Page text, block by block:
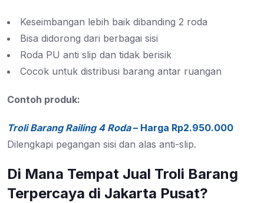
Keseimbangan lebih baik dibanding 2 roda
Bisa didorong dari berbagai sisi
Roda PU anti slip dan tidak berisik
Cocok untuk distribusi barang antar ruangan
Contoh produk:
Troli Barang Railing 4 Roda– Harga Rp2.950.000
Dilengkapi pegangan sisi dan alas anti-slip.
Di Mana Tempat Jual Troli Barang
Terpercaya di Jakarta Pusat?